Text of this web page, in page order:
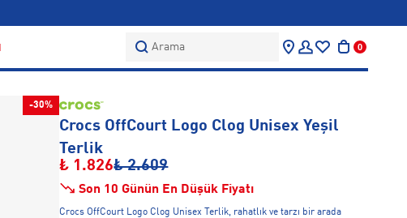
Arama 0
-30%
Crocs OffCourt Logo Clog Unisex Yeşil
Terlik
₺ 1.826₺ 2.609
Son 10 Günün En Düşük Fiyatı
Crocs OffCourt Logo Clog Unisex Terlik, rahatlık ve tarzı bir arada